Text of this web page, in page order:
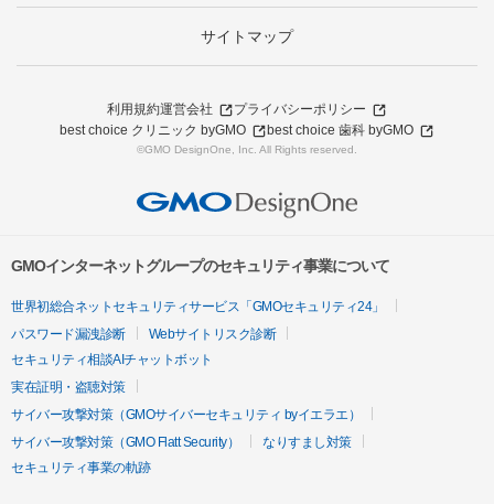
サイトマップ
利用規約運営会社
プライバシーポリシー
best choice クリニック byGMO
best choice 歯科 byGMO
©GMO DesignOne, Inc. All Rights reserved.
GMOインターネットグループのセキュリティ事業について
世界初総合ネットセキュリティサービス「GMOセキュリティ24」
パスワード漏洩診断
Webサイトリスク診断
セキュリティ相談AIチャットボット
実在証明・盗聴対策
サイバー攻撃対策（GMOサイバーセキュリティ byイエラエ）
サイバー攻撃対策（GMO Flatt Security）
なりすまし対策
セキュリティ事業の軌跡